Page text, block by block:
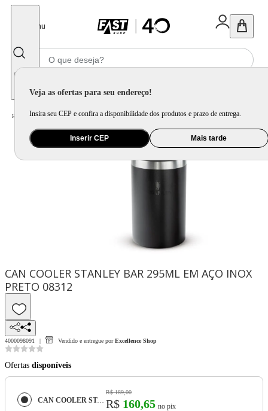
Menu
Veja as ofertas para seu endereço!
Insira seu CEP e confira a disponibilidade dos produtos e prazo de entrega.
Inserir CEP Mais tarde
Home Utilidade Doméstica Mesa / Garrafa Térmica
CAN COOLER STANLEY BAR 295ML EM AÇO INOX
PRETO 08312
4000098091 Vendido e entregue por Excellence Shop
Ofertas disponíveis
CAN COOLER STANLEY BAR 295ML EM AÇO INOX PRETO 08312
R$ 189,00
R$ 160,65 no pix